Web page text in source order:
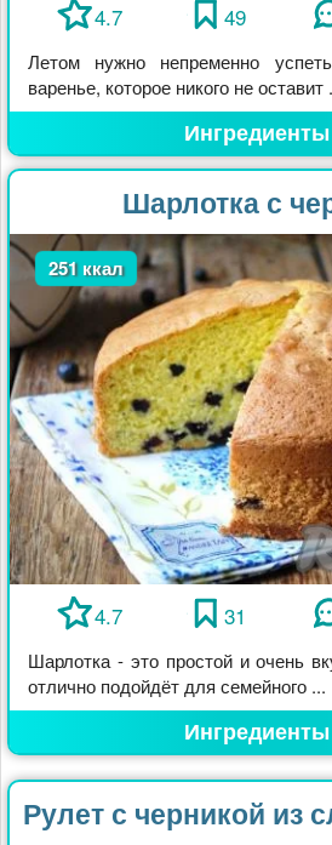
4.7 49
Летом нужно непременно
варенье, которое никого не оставит
Ингредиенты
Шарлотка с
251 ккал
4.7 31
Шарлотка - это простой и очень
отлично подойдёт для семейного ...
Ингредиенты
Рулет с черникой из